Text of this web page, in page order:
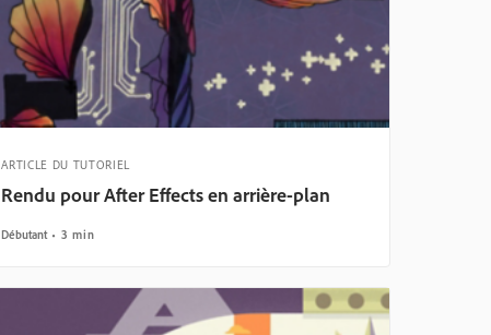
ARTICLE DU TUTORIEL
Rendu pour After Effects en arrière-plan
Débutant 3 min